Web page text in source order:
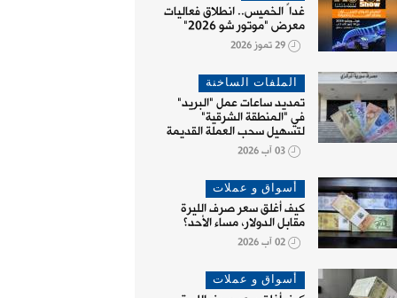
غداً الخميس.. انطلاق فعاليات
معرض "موتور شو 2026"
29 تموز 2026
الملفات الساخنة
تمديد ساعات عمل "البريد"
في "المنطقة الشرقية"
لتسهيل سحب العملة القديمة
03 آب 2026
أسواق و عملات
كيف أغلق سعر صرف الليرة
مقابل الدولار، مساء الأحد؟
02 آب 2026
أسواق و عملات